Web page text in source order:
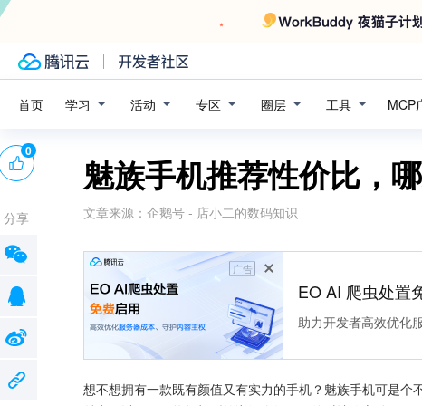
首页 学习 活动 专区 圈层 工具 MCP
魅族手机推荐性价比，
文章来源： 企鹅号 - 店小二的数码知识
广告
EO AI 爬虫处置
助力开发者高效优化
想不想拥有一款既有颜值又有实力的手机？魅族手机可是
0
分享